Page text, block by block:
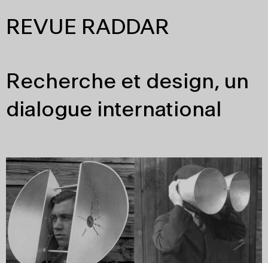
REVUE RADDAR
Recherche et design, un
dialogue international